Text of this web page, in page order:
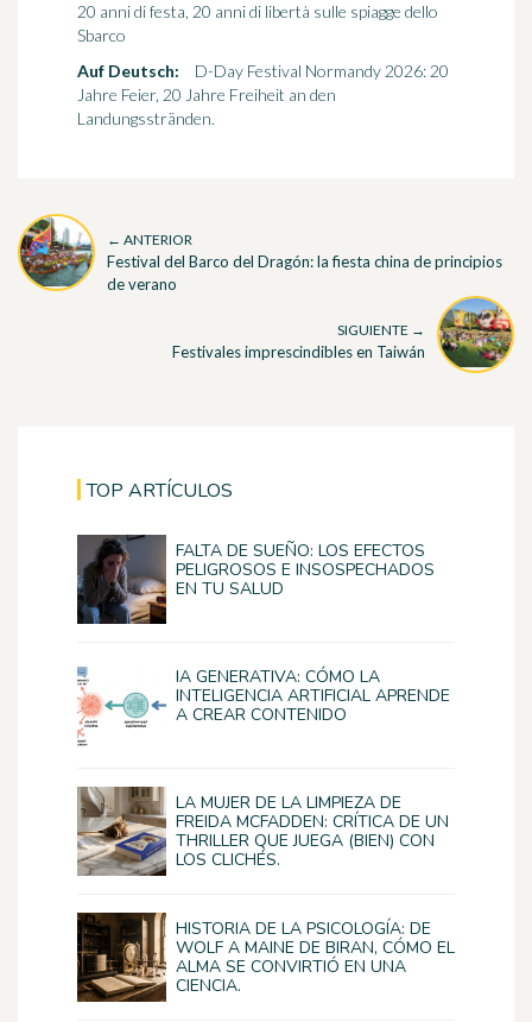
20 anni di festa, 20 anni di libertà sulle spiagge dello
Sbarco
Auf Deutsch:
D-Day Festival Normandy 2026: 20
Jahre Feier, 20 Jahre Freiheit an den
Landungsstränden.
← ANTERIOR
Festival del Barco del Dragón: la fiesta china de principios
de verano
SIGUIENTE →
Festivales imprescindibles en Taiwán
TOP ARTÍCULOS
FALTA DE SUEÑO: LOS EFECTOS
PELIGROSOS E INSOSPECHADOS
EN TU SALUD
IA GENERATIVA: CÓMO LA
INTELIGENCIA ARTIFICIAL APRENDE
A CREAR CONTENIDO
LA MUJER DE LA LIMPIEZA DE
FREIDA MCFADDEN: CRÍTICA DE UN
THRILLER QUE JUEGA (BIEN) CON
LOS CLICHÉS.
HISTORIA DE LA PSICOLOGÍA: DE
WOLF A MAINE DE BIRAN, CÓMO EL
ALMA SE CONVIRTIÓ EN UNA
CIENCIA.